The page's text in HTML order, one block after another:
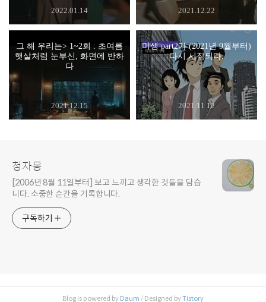
2022.01.14 2021.12.22
그 해 우리는> 1~2회 : 초여름
햇살처럼 눈부신, 화면에 반하
다
2021.12.15
미생 part2가 (2021년 9월부터)
다시 시작되다.
2021.11.12
청자몽
[2006년 8월 11일부터] 보고 느끼고 생각한 것들을 담습
니다. 소중한 순간을 기록합니다.
구독하기
Blog is powered by Daum / Designed byTistory